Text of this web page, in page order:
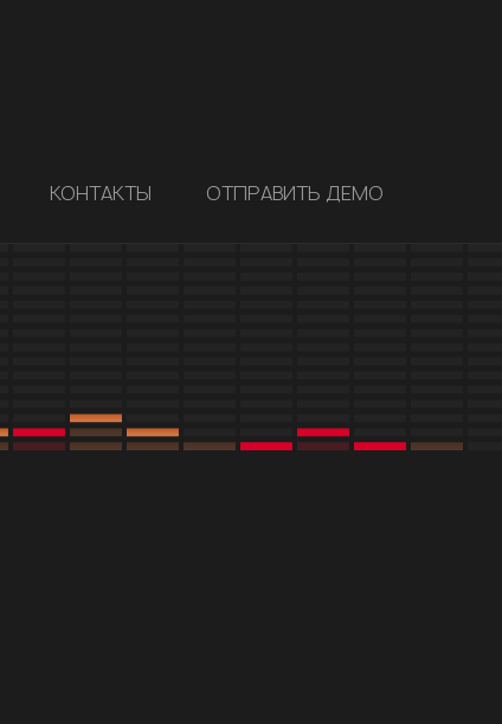
КОНТАКТЫ
ОТПРАВИТЬ ДЕМО